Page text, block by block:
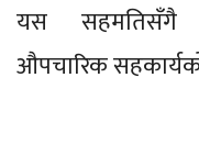
यस सहमतिसँगै
औपचारिक